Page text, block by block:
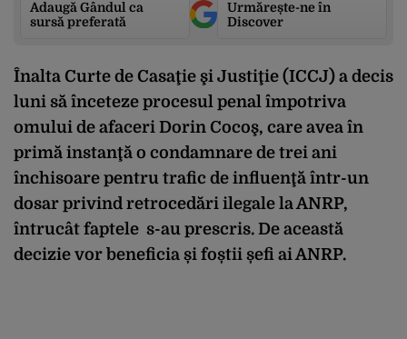
Adaugă Gândul ca
sursă preferată
Urmărește-ne în
Discover
Înalta Curte de Casaţie şi Justiţie (ICCJ) a decis
luni să înceteze procesul penal împotriva
omului de afaceri Dorin Cocoş, care avea în
primă instanţă o condamnare de trei ani
închisoare pentru trafic de influenţă într-un
dosar privind retrocedări ilegale la ANRP,
întrucât faptele s-au prescris. De această
decizie vor beneficia și foștii șefi ai ANRP.